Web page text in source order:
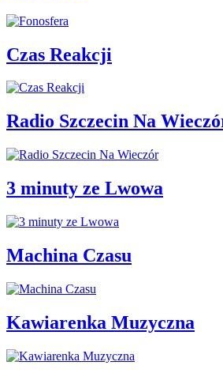
Czas Reakcji
Radio Szczecin Na
3 minuty ze Lwowa
Machina Czasu
Kawiarenka Muzyczna